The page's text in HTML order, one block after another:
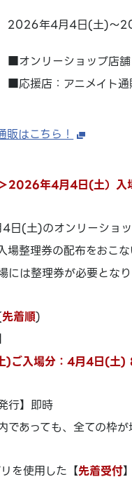
2026年4月4日(土)～
■オンリーショップ店
■応援店：アニメイト通
販はこちら！
2026年4月4日(土）
(土)のオンリーショッ
場整理券の配布をおこな
には整理券が必要とな
先着順)
ご入場分：4月4日(土
行】即時
あっても、全ての枠が
を使用した【先着受付